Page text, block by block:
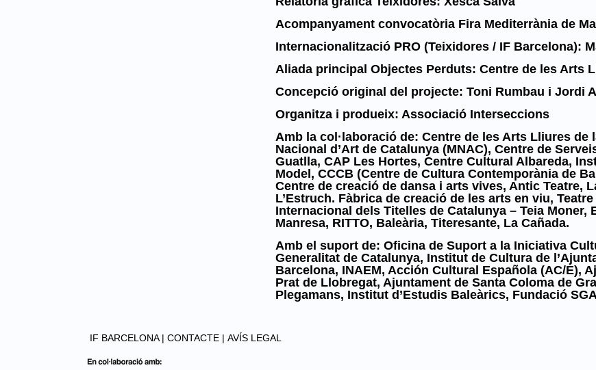
Acompanyament convocatòria Fira Mediterrània de
Internacionalització PRO (Teixidores / IF Barcelona):
Aliada principal Objectes Perduts: Centre de les Arts
Concepció original del projecte: Toni Rumbau i Jordi
Organitza i produeix: Associació Interseccions
Amb la col·laboració de: Centre de les Arts Lliures de
Nacional d’Art de Catalunya (MNAC), Centre de
Guatlla, CAP Les Hortes, Centre Cultural Albareda,
Model, CCCB (Centre de Cultura Contemporània de
Centre de creació de dansa i arts vives, Antic Teatre,
L’Estruch. Fàbrica de creació de les arts en viu,
Internacional dels Titelles de Catalunya – Teia Moner,
Manresa, RITTO, Baleària, Titeresante, La Cañada.
Amb el suport de: Oficina de Suport a la Iniciativa
Generalitat de Catalunya, Institut de Cultura de
Barcelona, INAEM, Acción Cultural Española (AC/E),
Prat de Llobregat, Ajuntament de Santa Coloma de
Plegamans, Institut d’Estudis Baleàrics, Fundació
IF BARCELONA | CONTACTE | AVÍS LEGAL